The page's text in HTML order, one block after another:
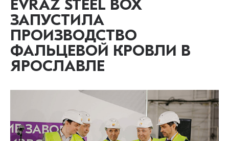
EVRAZ STEEL BOX
ЗАПУСТИЛА
ПРОИЗВОДСТВО
ФАЛЬЦЕВОЙ КРОВЛИ В
ЯРОСЛАВЛЕ